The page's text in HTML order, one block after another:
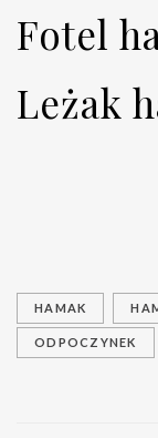
Fotel
Leżak
HAMAK
ODPOCZYNEK